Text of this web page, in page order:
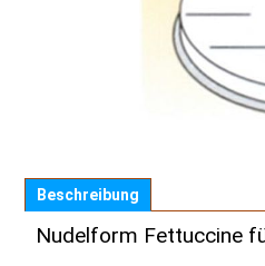
Beschreibung
Nudelform Fettuccine